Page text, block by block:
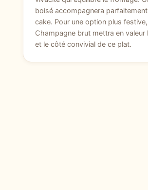
boisé accompagnera
cake. Pour une option plus
Champagne brut mettra en valeur
et le côté convivial de ce plat.